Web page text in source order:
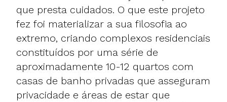
que presta cuidados. O que este projeto
fez foi materializar a sua filosofia ao
extremo, criando complexos residenciais
constituídos por uma série de
aproximadamente 10-12 quartos com
casas de banho privadas que asseguram
privacidade e áreas de estar que